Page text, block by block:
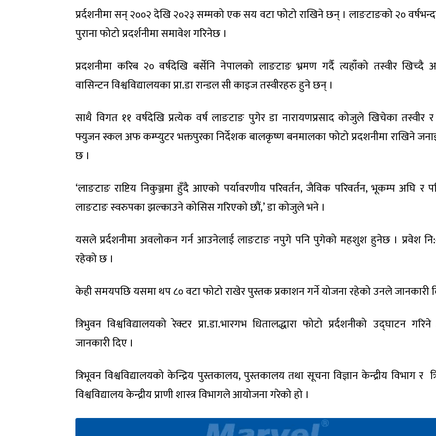
प्रर्दशनीमा सन् २००२ देखि २०२३ सम्मको एक सय वटा फोटो राखिने छन् । लाङटाङको २०
पुराना फोटो प्रदर्शनीमा समावेश गरिनेछ ।
प्रदशनीमा करिब २० वर्षदेखि बर्सेनि नेपालको लाङटाङ भ्रमण गर्दै त्यहाँको तस्वीर खिच्दै
वासिन्टन विश्वविद्यालयका प्रा.डा रान्डल सी काइज तस्वीरहरु हुने छन् ।
साथै विगत ११ वर्षदेखि प्रत्येक वर्ष लाङटाङ पुगेर डा नारायणप्रसाद कोजुले खिचेका तस्वीर
फ्युजन स्कल अफ कम्प्युटर भक्तपुरका निर्देशक बालकृष्ण बनमालका फोटो प्रदशनीमा राखिने
छ ।
‘लाङटाङ राष्टिय निकुञ्जमा हुँदै आएको पर्यावरणीय परिवर्तन, जैविक परिवर्तन, भूकम्प अघि र
लाङटाङ स्वरुपका झल्काउने कोसिस गरिएको छौं,’ डा कोजुले भने ।
यसले प्रर्दशनीमा अवलोकन गर्न आउनेलाई लाङटाङ नपुगे पनि पुगेको महशुश हुनेछ । प्रवेश
रहेको छ ।
केही समयपछि यसमा थप ८० वटा फोटो राखेर पुस्तक प्रकाशन गर्ने योजना रहेको उनले जानकारी
त्रिभुवन विश्वविद्यालयको रेक्टर प्रा.डा.भारगभ धितालद्धारा फोटो प्रर्दशनीको उद्घाटन
जानकारी दिए ।
त्रिभूवन विश्वविद्यालयको केन्द्रिय पुस्तकालय, पुस्तकालय तथा सूचना विज्ञान केन्द्रीय विभाग र
विश्वविद्यालय केन्द्रीय प्राणी शास्त्र विभागले आयोजना गरेको हो ।